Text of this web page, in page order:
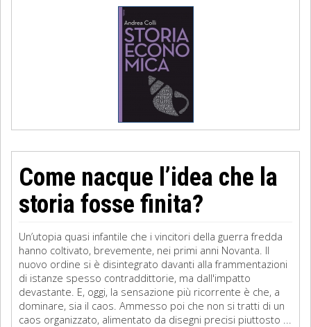
Come nacque l’idea che la
storia fosse finita?
Un’utopia quasi infantile che i vincitori della guerra fredda
hanno coltivato, brevemente, nei primi anni Novanta. Il
nuovo ordine si è disintegrato davanti alla frammentazioni
di istanze spesso contraddittorie, ma dall'impatto
devastante. E, oggi, la sensazione più ricorrente è che, a
dominare, sia il caos. Ammesso poi che non si tratti di un
caos organizzato, alimentato da disegni precisi piuttosto ...